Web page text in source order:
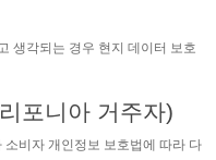
생각되는 경우 현지 데이터 보호
포니아 거주자)
비자 개인정보 보호법에 따라 다